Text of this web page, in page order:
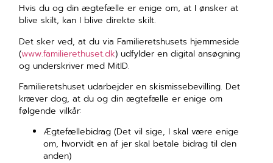
Hvis du og din ægtefælle er enige om, at I ønsker at
blive skilt, kan I blive direkte skilt.
Det sker ved, at du via Familieretshusets hjemmeside
(www.familierethuset.dk) udfylder en digital ansøgning
og underskriver med MitID.
Familieretshuset udarbejder en skismissebevilling. Det
kræver dog, at du og din ægtefælle er enige om
følgende vilkår:
Ægtefællebidrag (Det vil sige, I skal være enige
om, hvorvidt en af jer skal betale bidrag til den
anden)